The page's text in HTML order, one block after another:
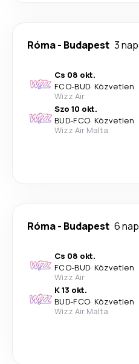
Róma- Budapest 3 nap
Cs 08 okt.
FCO-BUD· Közvetlen
Wizz Air
Szo 10 okt.
BUD-FCO· Közvetlen
Wizz Air Malta
Róma- Budapest 6 nap
Cs 08 okt.
FCO-BUD· Közvetlen
Wizz Air
K 13 okt.
BUD-FCO· Közvetlen
Wizz Air Malta